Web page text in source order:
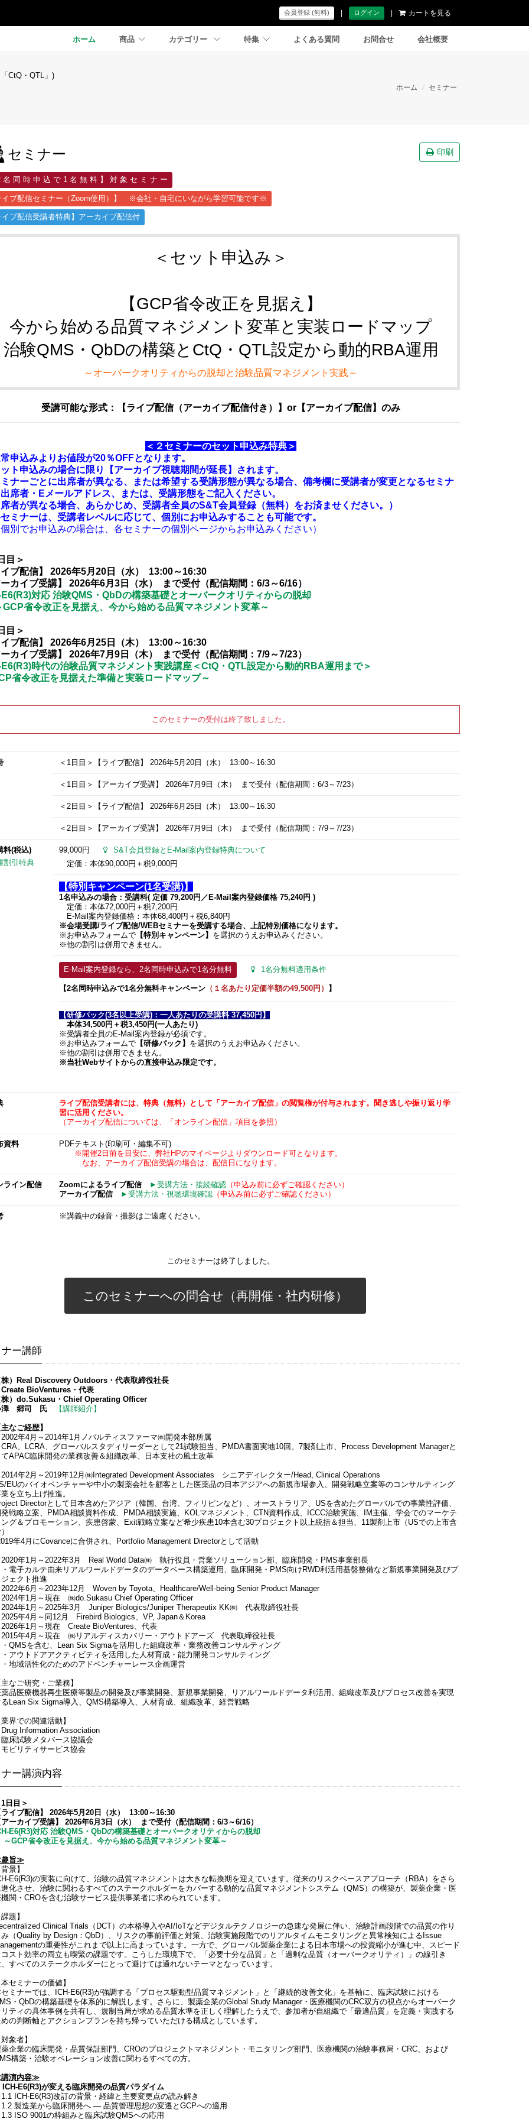
会員登録 (無料) | ログイン | カートを見る
ホーム 商品 カテゴリー 特集 よくある質問 お問合せ 会社概要
CtQ・QTL」)
ホーム / セミナー
セミナー 印刷
名 同 時 申 込 で 1 名 無 料 】 対 象 セ ミ ナ ー
イブ配信セミナー（Zoom使用）】 ※会社・自宅にいながら学習可能です※
イブ配信受講者特典】アーカイブ配信付
＜セット申込み＞
【GCP省令改正を見据え】
今から始める品質マネジメント変革と実装ロードマップ
治験QMS・QbDの構築とCtQ・QTL設定から動的RBA運用
～オーバークオリティからの脱却と治験品質マネジメント実践～
受講可能な形式：【ライブ配信（アーカイブ配信付き）】or【アーカイブ配信】のみ
＜２セミナーのセット申込み特典＞
申込みよりお値段が20％OFFとなります。
ト申込みの場合に限り【アーカイブ視聴期間が延長】されます。
ナーごとに出席者が異なる、または希望する受講形態が異なる場合、備考欄に受講者が変更となるセミナ
席者・Eメールアドレス、または、受講形態をご記入ください。
者が異なる場合、あらかじめ、受講者全員のS&T会員登録（無料）をお済ませください。）
ミナーは、受講者レベルに応じて、個別にお申込みすることも可能です。
でお申込みの場合は、各セミナーの個別ページからお申込みください）
目＞
ブ配信】 2026年5月20日（水） 13:00～16:30
カイブ受講】 2026年6月3日（水） まで受付（配信期間：6/3～6/16）
対応 治験QMS・QbDの構築基礎とオーバークオリティからの脱却
省令改正を見据え、今から始める品質マネジメント変革～
目＞
ブ配信】 2026年6月25日（木） 13:00～16:30
カイブ受講】 2026年7月9日（木） まで受付（配信期間：7/9～7/23）
時代の治験品質マネジメント実践講座＜CtQ・QTL設定から動的RBA運用まで＞
省令改正を見据えた準備と実装ロードマップ～
このセミナーの受付は終了致しました。
＜1日目＞【ライブ配信】 2026年5月20日 （水） 13:00～16:30
＜1日目＞【アーカイブ受講】 2026年7月9日 （木） まで受付（配信期間：6/3～7/23）
＜2日目＞【ライブ配信】 2026年6月25日 （木） 13:00～16:30
＜2日目＞【アーカイブ受講】 2026年7月9日 （木） まで受付（配信期間：7/9～7/23）
料(税込)
割引特典
99,000円
S&T会員登録とE-Mail案内登録特典について
定価：本体90,000円＋税9,000円
【特別キャンペーン(1名受講)】
1名申込みの場合：受講料( 定価 79,200円／E-Mail案内登録価格 75,240円 )
定価：本体72,000円＋税7,200円
E-Mail案内登録価格：本体68,400円＋税6,840円
※会場受講/ライブ配信/WEBセミナーを受講する場合、上記特別価格になります。
※お申込みフォームで【特別キャンペーン】
を選択のうえお申込みください。
※他の割引は併用できません。
E-Mail案内登録なら、2名同時申込みで1名分無料 1名分無料適用条件
【2名同時申込みで1名分無料キャンペーン（１名あたり定価半額の49,500円） 】
【研修パック(3名以上受講)：一人あたりの受講料 37,450円】
本体34,500円＋税3,450円(一人あたり)
※受講者全員のE-Mail案内登録が必須です。
※お申込みフォームで【研修パック】
を選択のうえお申込みください。
※他の割引は併用できません。
※当社Webサイトからの直接申込み限定です。
ライブ配信受講者には、特典（無料）として「アーカイブ配信」の閲覧権が付与されます。聞き逃しや振り返り学
習に活用ください。
（アーカイブ配信については、「オンライン配信」項目を参照）
資料
PDFテキスト(印刷可・編集不可)
※開催2日前を目安に、弊社HPのマイページよりダウンロード可となります。
なお、アーカイブ配信受講の場合は、配信日になります。
ライン配信 Zoomによるライブ配信 ►受講方法・接続確認（申込み前に必ずご確認ください）
アーカイブ配信
►受講方法・視聴環境確認（申込み前に必ずご確認ください）
※講義中の録音・撮影はご遠慮ください。
このセミナーは終了しました。
このセミナーへの問合せ（再開催・社内研修）
ー講師
株）Real Discovery Outdoors・代表取締役社長
BioVentures・代表
株）do.Sukasu・Chief Operating Officer
澤 郷司 氏
【講師紹介】
なご経歴】
年4月～2014年1月ノバルティスファーマ㈱開発本部所属
、LCRA、グローバルスタディリーダーとして21試験担当、PMDA書面実地10回、7製剤上市、Process Development Managerと
APAC臨床開発の業務改善＆組織改革、日本支社の風土改革
年2月～2019年12月㈱Integrated Development Associates シニアディレクター/Head, Clinical Operations
EUのバイオベンチャーや中小の製薬会社を顧客とした医薬品の日本アジアへの新規市場参入、開発戦略立案等のコンサルティング
を立ち上げ推進。
Directorとして日本含めたアジア（韓国、台湾、フィリピンなど）、オーストラリア、USを含めたグローバルでの事業性評価、
戦略立案、PMDA相談資料作成、PMDA相談実施、KOLマネジメント、CTN資料作成、ICCC治験実施、IM主催、学会でのマーケテ
グ＆プロモーション、疾患啓蒙、Exit戦略立案など希少疾患10本含む30プロジェクト以上統括＆担当、11製剤上市（USでの上市含
年4月にCovanceに合併され、Portfolio Management Directorとして活動
2020年1月～2022年3月 Real World Data㈱ 執行役員・営業ソリューション部、臨床開発・PMS事業部長
電子カルテ由来リアルワールドデータのデータベース構築運用、臨床開発・PMS向けRWD利活用基盤整備など新規事業開発及びプ
ェクト推進
年6月～2023年12月 Woven by Toyota、Healthcare/Well-being Senior Product Manager
2024年1月～現在 ㈱do.Sukasu Chief Operating Officer
2024年1月～2025年3月 Juniper Biologics/Juniper Therapeutix KK㈱ 代表取締役社長
2025年4月～同12月 Firebird Biologics、VP, Japan＆Korea
2026年1月～現在 Create BioVentures、代表
2015年4月～現在 ㈱リアルディスカバリー・アウトドアーズ 代表取締役社長
QMSを含む、Lean Six Sigmaを活用した組織改革・業務改善コンサルティング
アウトドアアクティビティを活用した人材育成・能力開発コンサルティング
地域活性化のためのアドベンチャーレース企画運営
なご研究・ご業務】
品医療機器再生医療等製品の開発及び事業開発、新規事業開発、リアルワールドデータ利活用、組織改革及びプロセス改善を実現
Lean Six Sigma導入、QMS構築導入、人材育成、組織改革、経営戦略
界での関連活動】
Information Association
床試験メタバース協議会
ビリティサービス協会
ー講演内容
日目＞
イブ配信】 2026年5月20日（水） 13:00～16:30
ーカイブ受講】 2026年6月3日（水） まで受付（配信期間：6/3～6/16）
E6(R3)対応 治験QMS・QbDの構築基礎とオーバークオリティからの脱却
GCP省令改正を見据え、今から始める品質マネジメント変革～
旨≫
景】
E6(R3)の実装に向けて、治験の品質マネジメントは大きな転換期を迎えています。従来のリスクベースアプローチ（RBA）をさら
化させ、治験に関わるすべてのステークホルダーをカバーする動的な品質マネジメントシステム（QMS）の構築が、製薬企業・医
関・CROを含む治験サービス提供事業者に求められています。
題】
Clinical Trials（DCT）の本格導入やAI/IoTなどデジタルテクノロジーの急速な発展に伴い、治験計画段階での品質の作り
（Quality by Design：QbD）、リスクの事前評価と対策、治験実施段階でのリアルタイムモニタリングと異常検知によるIssue
の重要性がこれまで以上に高まっています。一方で、グローバル製薬企業による日本市場への投資縮小が進む中、スピード
スト効率の両立も喫緊の課題です。こうした環境下で、「必要十分な品質」と「過剰な品質（オーバークオリティ）」の線引き
すべてのステークホルダーにとって避けては通れないテーマとなっています。
セミナーの価値】
ミナーでは、ICH-E6(R3)が強調する「プロセス駆動型品質マネジメント」と「継続的改善文化」を基軸に、臨床試験における
・QbDの構築基礎を体系的に解説します。さらに、製薬企業のGlobal Study Manager・医療機関のCRC双方の視点からオーバーク
ティの具体事例を共有し、規制当局が求める品質水準を正しく理解したうえで、参加者が自組織で「最適品質」を定義・実践する
の判断軸とアクションプランを持ち帰っていただける構成としています。
象者】
企業の臨床開発・品質保証部門、CROのプロジェクトマネジメント・モニタリング部門、医療機関の治験事務局・CRC、および
構築・治験オペレーション改善に関わるすべての方。
演内容≫
ICH-E6(R3)が変える臨床開発の品質パラダイム
ICH-E6(R3)改訂の背景・経緯と主要変更点の読み解き
製造業から臨床開発へ ― 品質管理思想の変遷とGCPへの適用
ISO 9001の枠組みと臨床試験QMSへの応用